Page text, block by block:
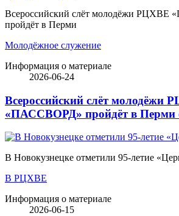
Всероссийский слёт молодёжи
пройдёт в Перми
Молодёжное служение
Информация о материале
2026-06-24
Всероссийский слёт молодёжи
«ПАССВОРД» пройдёт в Перми с
В Новокузнецке отметили 95-летие
В РЦХВЕ
Информация о материале
2026-06-15